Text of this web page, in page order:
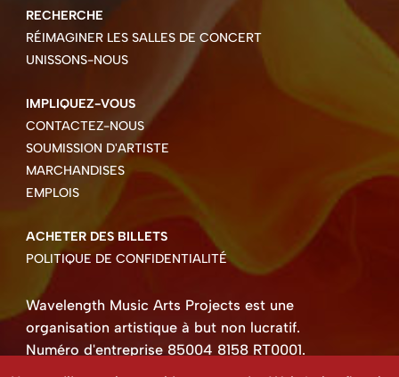
RECHERCHE
RÉIMAGINER LES SALLES DE CONCERT
UNISSONS-NOUS
IMPLIQUEZ-VOUS
CONTACTEZ-NOUS
SOUMISSION D'ARTISTE
MARCHANDISES
EMPLOIS
ACHETER DES BILLETS
POLITIQUE DE CONFIDENTIALITÉ
Wavelength Music Arts Projects est une
organisation artistique à but non lucratif.
Numéro d'entreprise 85004 8158 RT0001.
Droits d'auteur © 2026 Wavelength Music Art